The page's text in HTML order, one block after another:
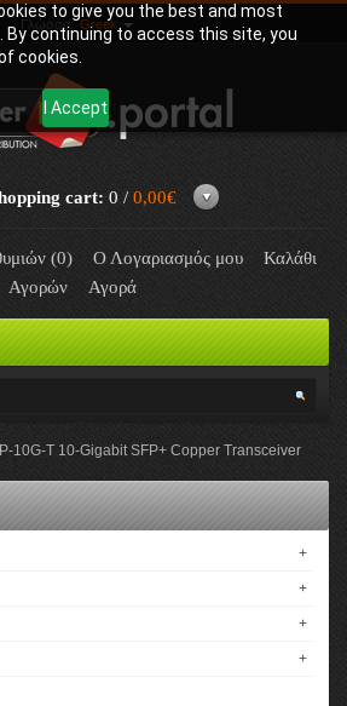
to give you the best and most
By continuing to access this site, you
cookies.
I Accept
Γλώσσα:Greek
cart: 0 / 0,00€
(0) Ο Λογαριασμός μου
Καλάθι
Αγορών
Αγορά
10G-T 10-Gigabit SFP+ Copper Transceiver
+
+
+
+